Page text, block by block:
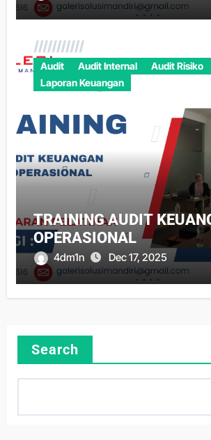
Audit Audit Internal Audit Risiko
Laporan Keuangan
TRAINING AUDIT
OPERASIONAL
4dm1n Dec 17, 2025
Search